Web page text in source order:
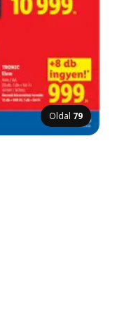
Oldal 79